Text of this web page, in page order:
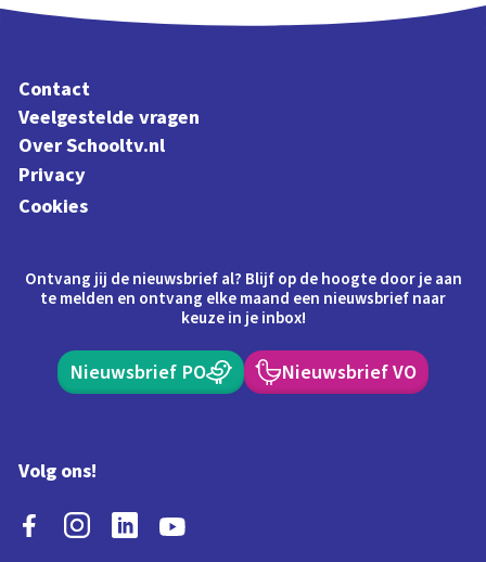
Contact
Veelgestelde vragen
Over Schooltv.nl
Privacy
Cookies
Ontvang jij de nieuwsbrief al? Blijf op de hoogte door je aan
te melden en ontvang elke maand een nieuwsbrief naar
keuze in je inbox!
Nieuwsbrief PO Nieuwsbrief VO
Volg ons!